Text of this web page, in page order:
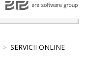
SERVICII ONLINE